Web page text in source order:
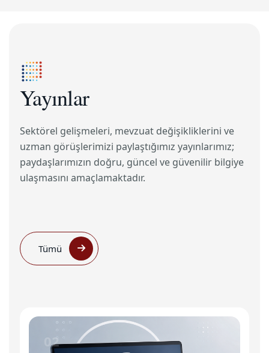
Yayınlar
Sektörel gelişmeleri, mevzuat değişikliklerini ve
uzman görüşlerimizi paylaştığımız yayınlarımız;
paydaşlarımızın doğru, güncel ve güvenilir bilgiye
ulaşmasını amaçlamaktadır.
Tümü
02